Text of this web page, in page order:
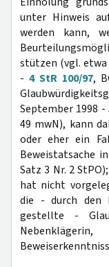
unter Hinweis
werden kann,
stützen (vgl. etwa
- 4 StR 100/97,
September 1998 -
49 mwN), kann
oder eher ein
Beweistatsache
Satz 3 Nr. 2
hat nicht
die - durch den
gestellte -